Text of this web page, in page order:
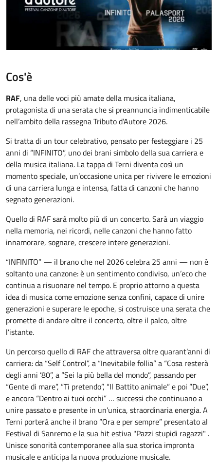
Cos'è
RAF, una delle voci più amate della musica italiana,
protagonista di una serata che si preannuncia indimenticabile
nell’ambito della rassegna Tributo d’Autore 2026.
Si tratta di un tour celebrativo, pensato per festeggiare i 25
anni di “INFINITO”, uno dei brani simbolo della sua carriera e
della musica italiana. La tappa di Terni diventa così un
momento speciale, un’occasione unica per rivivere le emozioni
di una carriera lunga e intensa, fatta di canzoni che hanno
segnato generazioni.
Quello di RAF sarà molto più di un concerto. Sarà un viaggio
nella memoria, nei ricordi, nelle canzoni che hanno fatto
innamorare, sognare, crescere intere generazioni.
“INFINITO” — il brano che nel 2026 celebra 25 anni — non è
soltanto una canzone: è un sentimento condiviso, un’eco che
continua a risuonare nel tempo. E proprio attorno a questa
idea di musica come emozione senza confini, capace di unire
generazioni e superare le epoche, si costruisce una serata che
promette di andare oltre il concerto, oltre il palco, oltre
l’istante.
Un percorso quello di RAF che attraversa oltre quarant’anni di
carriera: da “Self Control”, a “Inevitabile follia” a “Cosa resterà
degli anni ’80”, a “Sei la più bella del mondo”, passando per
“Gente di mare”, ”Ti pretendo”, “Il Battito animale” e poi “Due”,
e ancora “Dentro ai tuoi occhi” … successi che continuano a
unire passato e presente in un’unica, straordinaria energia. A
Terni porterà anche il brano “Ora e per sempre” presentato al
Festival di Sanremo e la sua hit estiva "Pazzi stupidi ragazzi" .
Unisce sonorità contemporanee alla sua storica impronta
musicale e anticipa la nuova produzione musicale.